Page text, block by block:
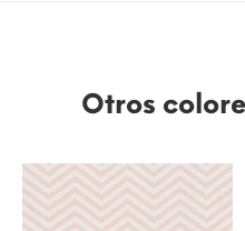
Otros